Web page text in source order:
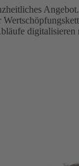
digitalisieren